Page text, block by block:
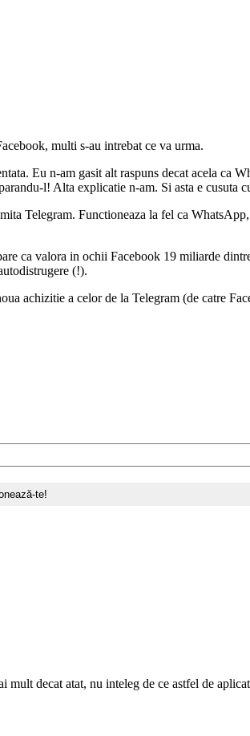
multi s-au intrebat ce va urma.
Eu n-am gasit alt raspuns decat acela ca
l! Alta explicatie n-am. Si asta e cusuta
Telegram. Functioneaza la fel ca
ca valora in ochii Facebook 19 miliarde
(!).
achizitie a celor de la Telegram (de catre
decat atat, nu inteleg de ce astfel de